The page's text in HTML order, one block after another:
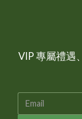
VIP 專屬禮遇